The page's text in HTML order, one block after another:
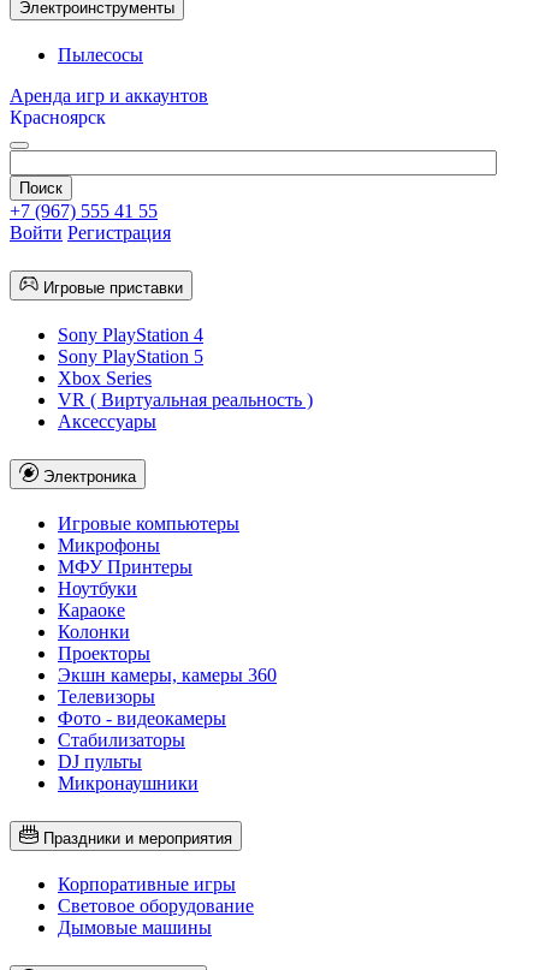
Электроинструменты
Пылесосы
Аренда игр и аккаунтов
Красноярск
+7 (967) 555 41 55
Войти Регистрация
Игровые приставки
Sony PlayStation 4
Sony PlayStation 5
Xbox Series
VR ( Виртуальная реальность )
Аксессуары
Электроника
Игровые компьютеры
Микрофоны
МФУ Принтеры
Ноутбуки
Караоке
Колонки
Проекторы
Экшн камеры, камеры 360
Телевизоры
Фото - видеокамеры
Стабилизаторы
DJ пульты
Микронаушники
Праздники и мероприятия
Корпоративные игры
Световое оборудование
Дымовые машины